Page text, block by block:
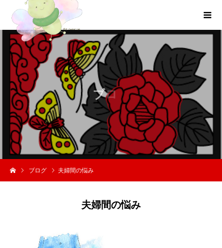
ブロ グ
ブログ 夫婦間の悩み
夫婦間の悩み